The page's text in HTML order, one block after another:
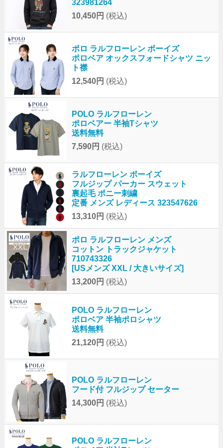
323981264
10,450円 (税込)
ポロ ラルフローレン ボーイズ
ポロベア オックスフォードシャツ ニッ
ト襟
12,540円 (税込)
POLO ラルフローレン
ポロベアー 半袖Tシャツ
送料無料
7,590円 (税込)
ラルフローレン ボーイズ
フルジップ パーカー スウェット
裏起毛 ポニー刺繍
定番 メンズ レディース 323547626
13,310円 (税込)
ポロ ラルフローレン メンズ
コットン トラックジャケット
710743326
[USメンズ XXL / 大きいサイズ]
13,200円 (税込)
POLO ラルフローレン
ポロベア 半袖ポロシャツ
送料無料
21,120円 (税込)
POLO ラルフローレン
フード付 フルジップ セーター
14,300円 (税込)
POLO ラルフローレン